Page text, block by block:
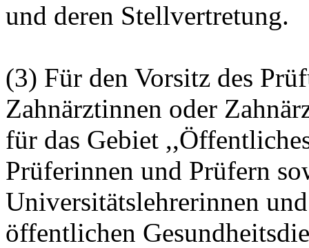
und deren Stellvertretung.
(3) Für den Vorsitz des
Zahnärztinnen oder
für das Gebiet
Prüferinnen und Prüfern
Universitätslehrerinnen
öffentlichen